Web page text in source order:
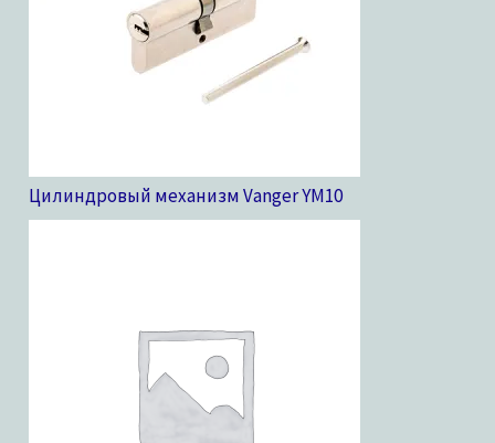
Цилиндровый механизм Vanger YM10